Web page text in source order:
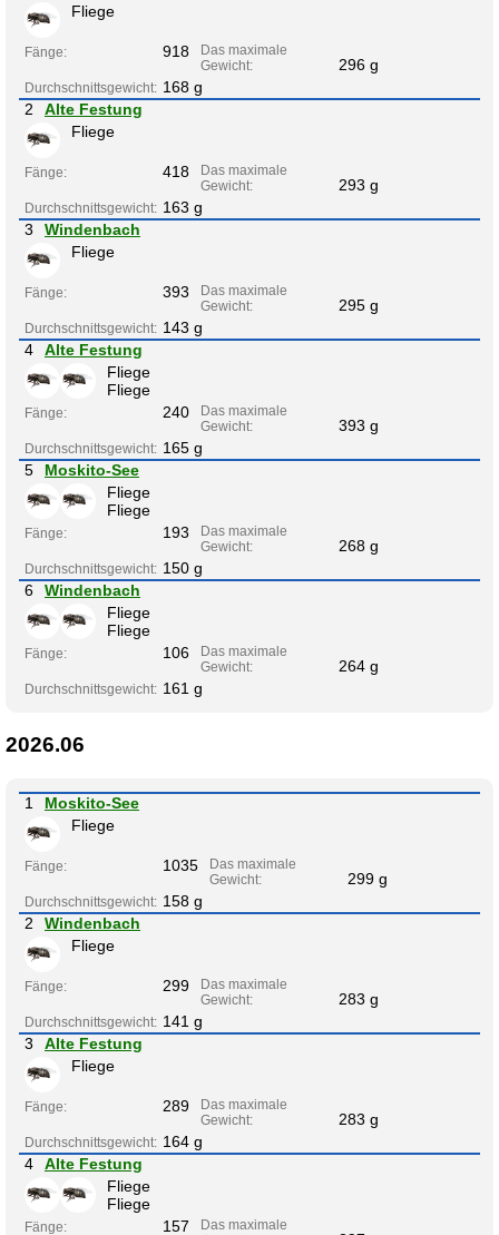
Fliege
Fänge: 918
Das maximale
Gewicht:
296 g
Durchschnittsgewicht: 168 g
2
Alte Festung
Fliege
Fänge: 418
Das maximale
Gewicht:
293 g
Durchschnittsgewicht: 163 g
3
Windenbach
Fliege
Fänge: 393
Das maximale
Gewicht:
295 g
Durchschnittsgewicht: 143 g
4
Alte Festung
Fliege
Fliege
Fänge: 240
Das maximale
Gewicht:
393 g
Durchschnittsgewicht: 165 g
5
Moskito-See
Fliege
Fliege
Fänge: 193
Das maximale
Gewicht:
268 g
Durchschnittsgewicht: 150 g
6
Windenbach
Fliege
Fliege
Fänge: 106
Das maximale
Gewicht:
264 g
Durchschnittsgewicht: 161 g
2026.06
1
Moskito-See
Fliege
Fänge: 1035
Das maximale
Gewicht:
299 g
Durchschnittsgewicht: 158 g
2
Windenbach
Fliege
Fänge: 299
Das maximale
Gewicht:
283 g
Durchschnittsgewicht: 141 g
3
Alte Festung
Fliege
Fänge: 289
Das maximale
Gewicht:
283 g
Durchschnittsgewicht: 164 g
4
Alte Festung
Fliege
Fliege
Fänge: 157
Das maximale